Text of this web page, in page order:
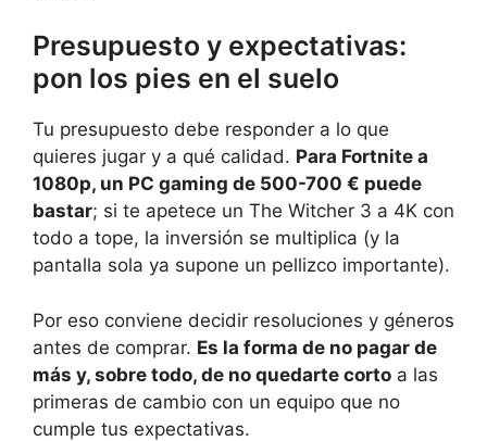
Presupuesto y expectativas:
pon los pies en el suelo
Tu presupuesto debe responder a lo que
quieres jugar y a qué calidad. Para Fortnite a
1080p, un PC gaming de 500-700 € puede
bastar; si te apetece un The Witcher 3 a 4K con
todo a tope, la inversión se multiplica (y la
pantalla sola ya supone un pellizco importante).
Por eso conviene decidir resoluciones y géneros
antes de comprar. Es la forma de no pagar de
más y, sobre todo, de no quedarte corto a las
primeras de cambio con un equipo que no
cumple tus expectativas.